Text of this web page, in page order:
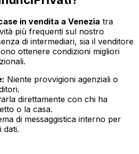
in vendita a Venezia tra
più frequenti sul nostro
di intermediari, sia il venditore
ottenere condizioni migliori
Niente provvigioni agenziali o
direttamente con chi ha
o la casa.
di messaggistica interno per
dati.